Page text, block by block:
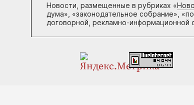
Новости, размещенные в рубриках «
дума», «законодательное собрание»,
договорной, рекламно-информационной